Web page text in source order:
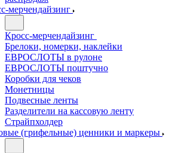
мерчендайзинг
Кросс-мерчендайзинг
Брелоки, номерки, наклейки
ЕВРОСЛОТЫ в рулоне
ЕВРОСЛОТЫ поштучно
Коробки для чеков
Монетницы
Подвесные ленты
Разделители на кассовую ленту
Страйпхолдер
(грифельные) ценники и маркеры